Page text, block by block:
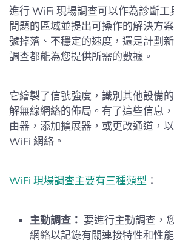
進行 WiFi 現場調查可以作為診斷工
問題的區域並提出可操作的解決方
號掉落、不穩定的速度，還是計劃
調查都能為您提供所需的數據。
它繪製了信號強度，識別其他設備
解無線網絡的佈局。有了這些信息
由器，添加擴展器，或更改通道，
WiFi 網絡。
WiFi 現場調查主要有三種類型 ：
主動調查： 要進行主動調查，
網絡以記錄有關連接特性和性